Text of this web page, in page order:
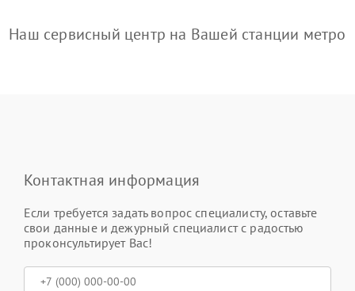
Наш сервисный центр на Вашей станции метро
Контактная информация
Если требуется задать вопрос специалисту, оставьте
свои данные и дежурный специалист с радостью
проконсультирует Вас!